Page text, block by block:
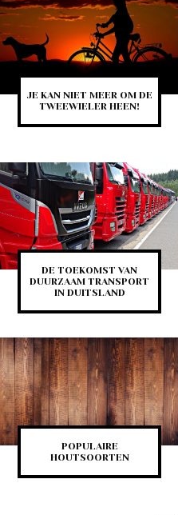
JE KAN NIET MEER OM DE
TWEEWIELER HEEN!
DE TOEKOMST VAN
DUURZAAM TRANSPORT
IN DUITSLAND
POPULAIRE
HOUTSOORTEN